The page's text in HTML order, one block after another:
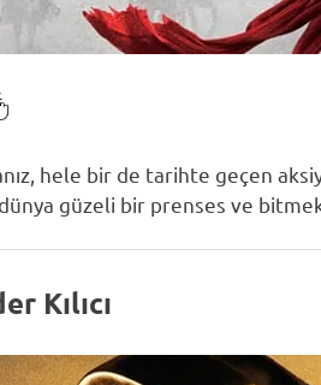
hele bir de tarihte geçen
dünya güzeli bir prenses ve
Kılıcı